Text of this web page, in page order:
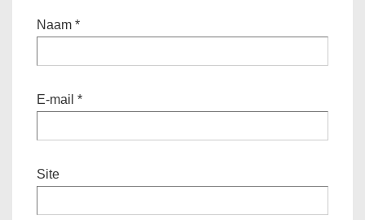
Naam *
E-mail *
Site